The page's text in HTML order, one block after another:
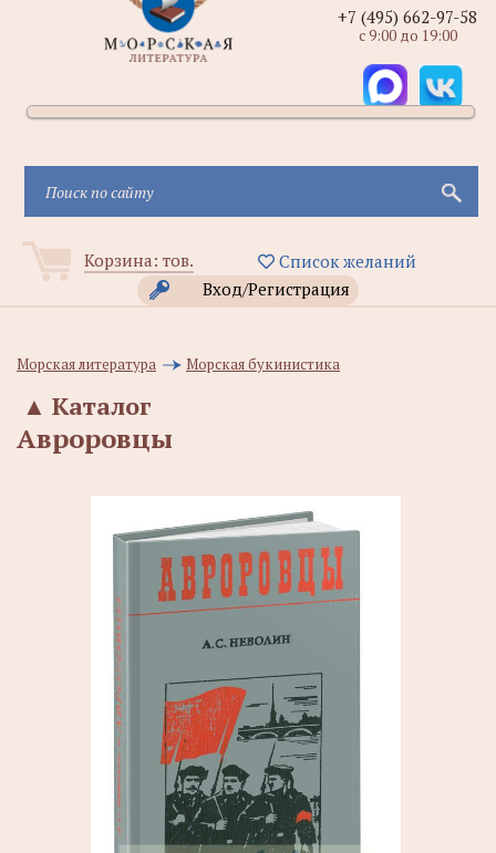
Корзина: тов.
Список желаний
Вход/Регистрация
+7 (495) 662-97-58
с 9:00 до 19:00
Морская литература Морская букинистика
Каталог
▲
Авроровцы